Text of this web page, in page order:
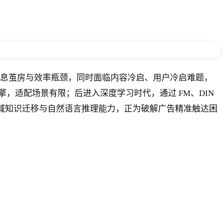
房与效率瓶颈，同时面临内容冷启、用户冷启难题，
适配场景有限；后进入深度学习时代，通过 FM、DIN
识迁移与自然语言推理能力，正为破解广告精准触达困